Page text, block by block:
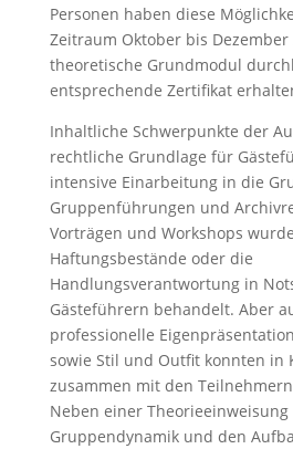
Personen haben diese
Zeitraum Oktober bis Dezember
theoretische Grundmodul
entsprechende Zertifikat
Inhaltliche Schwerpunkte der
rechtliche Grundlage für
intensive Einarbeitung in die
Gruppenführungen und
Vorträgen und Workshops
Haftungsbestände oder die
Handlungsverantwortung in
Gästeführern behandelt. Aber
professionelle
sowie Stil und Outfit konnten in
zusammen mit den
Neben einer
Gruppendynamik und den